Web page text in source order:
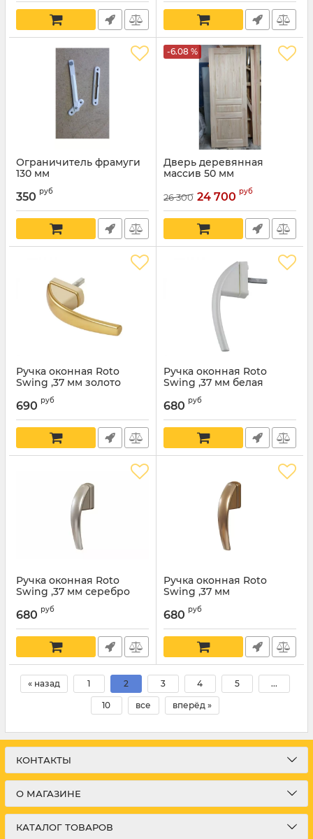
Ограничитель фрамуги
130 мм
350 руб
-6.08 %
Дверь деревянная
массив 50 мм
26 300 24 700 руб
Ручка оконная Roto
Swing ,37 мм золото
690 руб
Ручка оконная Roto
Swing ,37 мм белая
680 руб
Ручка оконная Roto
Swing ,37 мм серебро
680 руб
Ручка оконная Roto
Swing ,37 мм
680 руб
« назад 1 2 3 4 5 ...
10 все вперёд »
КОНТАКТЫ
О МАГАЗИНЕ
КАТАЛОГ ТОВАРОВ